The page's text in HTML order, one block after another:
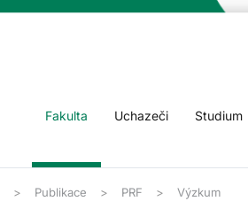
Fakulta Uchazeči Studium
Publikace PRF Výzkum